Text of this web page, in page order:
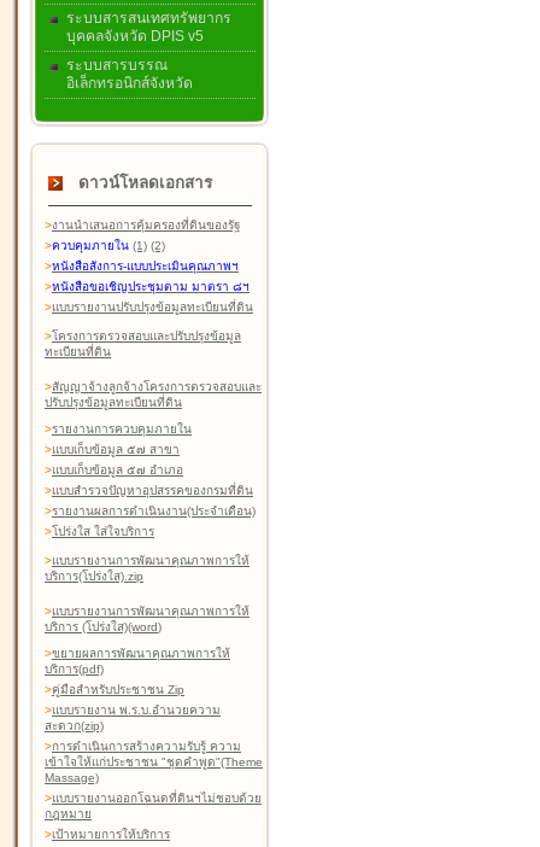
ระบบสารสนเทศทรัพยากร
บุคคลจังหวัด DPIS v5
ระบบสารบรรณ
อิเล็กทรอนิกส์จังหวัด
ดาวน์โหลดเอกสาร
>งานนำเสนอการคุ้มครองที่ดินของรัฐ
>ควบคุมภายใน (1) (2)
>หนังสือสังการ-แบบประเมินคุณภาพฯ
>หนังสือขอเชิญประชุมตาม มาตรา ๘ฯ
>แบบรายงานปรับปรุงข้อมูลทะเบียนที่ดิน
>โครงการตรวจสอบและปรับปรุงข้อมูล
ทะเบียนที่ดิน
>สัญญาจ้างลูกจ้างโครงการตรวจสอบและ
ปรับปรุงข้อมูลทะเบียนที่ดิน
>รายงานการควบคุมภายใน
>แบบเก็บข้อมูล ๕๗ สาขา
>แบบเก็บข้อมูล ๕๗ อำเภอ
>แบบสำรวจปัญหาอุปสรรคของกรมที่ดิน
>รายงานผลการดำเนินงาน(ประจำเดือน)
>โปร่งใส ใส่ใจบริการ
>แบบรายงานการพัฒนาคุณภาพการให้
บริการ(โปร่งใส).zip
>แบบรายงานการพัฒนาคุณภาพการให้
บริการ (โปร่งใส)(word)
>ขยายผลการพัฒนาคุณภาพการให้
บริการ(pdf)
>คู่มือสำหรับประชาชน Zip
>แบบรายงาน พ.ร.บ.อำนวยความ
สะดวก(zip)
>การดำเนินการสร้างความรับรู้ ความ
เข้าใจให้แก่ประชาชน "ชุดคำพูด"(Theme
Massage)
>แบบรายงานออกโฉนดที่ดินฯไม่ชอบด้วย
กฎหมาย
>เป้าหมายการให้บริการ